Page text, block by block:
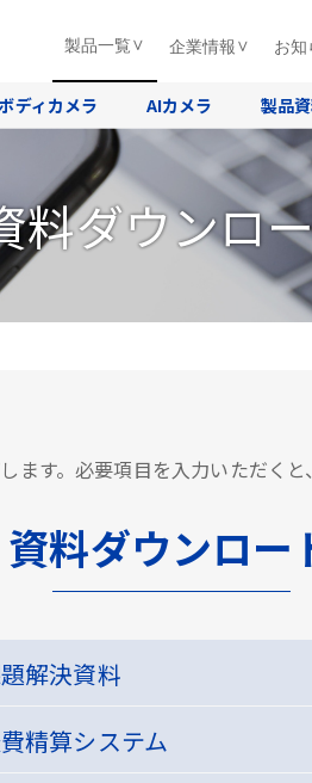
製品一覧
ディカメラ AIカメラ 製品
企業情報 お知
料ダウンロ
ます。必要項目を入力いただく
資料ダウンロー
解決資料
精算システム